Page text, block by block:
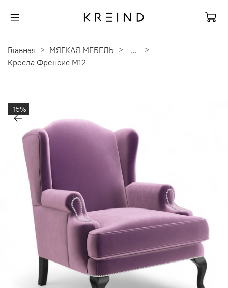
Главная МЯГКАЯ МЕБЕЛЬ
...
Кресла Френсис M12
-15%